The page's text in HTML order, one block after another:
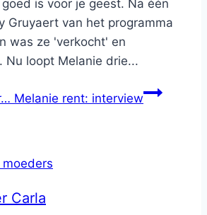
is voor je geest. Na één
Gruyaert van het programma
was ze 'verkocht' en
Nu loopt Melanie drie...
Melanie rent: interview
moeders
Carla